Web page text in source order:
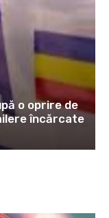
o oprire de
încărcate